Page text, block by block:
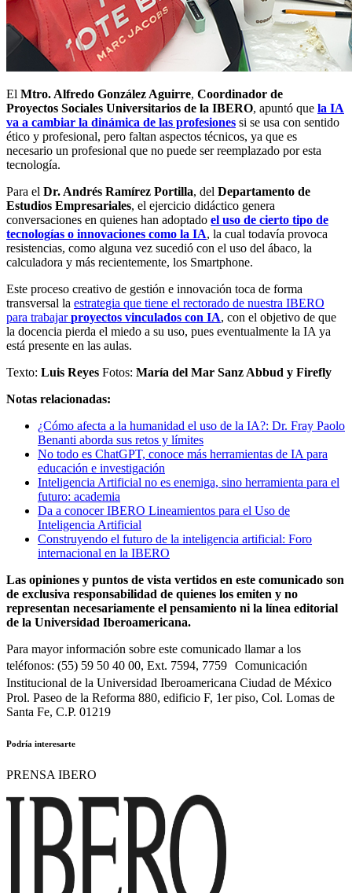
El Mtro. Alfredo González Aguirre, Coordinador de
Proyectos Sociales Universitarios de la IBERO, apuntó que la IA
va a cambiar la dinámica de las profesiones si se usa con sentido
ético y profesional, pero faltan aspectos técnicos, ya que es
necesario un profesional que no puede ser reemplazado por esta
tecnología.
Para el Dr. Andrés Ramírez Portilla, del Departamento de
Estudios Empresariales, el ejercicio didáctico genera
conversaciones en quienes han adoptado el uso de cierto tipo de
tecnologías o innovaciones como la IA, la cual todavía provoca
resistencias, como alguna vez sucedió con el uso del ábaco, la
calculadora y más recientemente, los Smartphone.
Este proceso creativo de gestión e innovación toca de forma
transversal la estrategia que tiene el rectorado de nuestra IBERO
para trabajarproyectos vinculados con IA, con el objetivo de que
la docencia pierda el miedo a su uso, pues eventualmente la IA ya
está presente en las aulas.
Texto: Luis Reyes Fotos: María del Mar Sanz Abbud y Firefly
Notas relacionadas:
¿Cómo afecta a la humanidad el uso de la IA?: Dr. Fray Paolo
Benanti aborda sus retos y límites
No todo es ChatGPT, conoce más herramientas de IA para
educación e investigación
Inteligencia Artificial no es enemiga, sino herramienta para el
futuro: academia
Da a conocer IBERO Lineamientos para el Uso de
Inteligencia Artificial
Construyendo el futuro de la inteligencia artificial: Foro
internacional en la IBERO
Las opiniones y puntos de vista vertidos en este comunicado son
de exclusiva responsabilidad de quienes los emiten y no
representan necesariamente el pensamiento ni la línea editorial
de la Universidad Iberoamericana.
Para mayor información sobre este comunicado llamar a los
teléfonos: (55) 59 50 40 00, Ext. 7594, 7759 Comunicación
Institucional de la Universidad Iberoamericana Ciudad de México
Prol. Paseo de la Reforma 880, edificio F, 1er piso, Col. Lomas de
Santa Fe, C.P. 01219
Podría interesarte
PRENSA IBERO